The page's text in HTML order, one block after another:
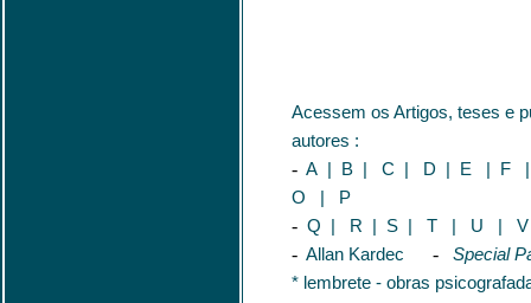
Acessem os Artigos, teses e
autores :
- A | B | C | D | E | F
O
|
P
- Q | R | S | T | U |
- Allan Kardec -
Special
* lembrete - obras